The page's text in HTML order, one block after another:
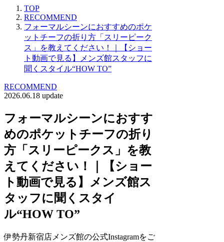
TOP
RECOMMEND
フォーマルシーンにおすすめのポケ
ットチーフの折り方「スリーピーク
ス」を教えてください！｜【ショー
ト動画で見る】メンズ館スタッフに
聞くスタイル“HOW TO”
RECOMMEND
2026.06.18 update
フォーマルシーンにおすす
めのポケットチーフの折り
方「スリーピークス」を教
えてください！｜【ショー
ト動画で見る】メンズ館ス
タッフに聞くスタイ
ル“HOW TO”
伊勢丹新宿店メンズ館の公式Instagramをご